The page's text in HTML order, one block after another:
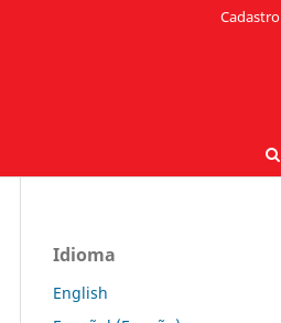
Cadastro
Idioma
English